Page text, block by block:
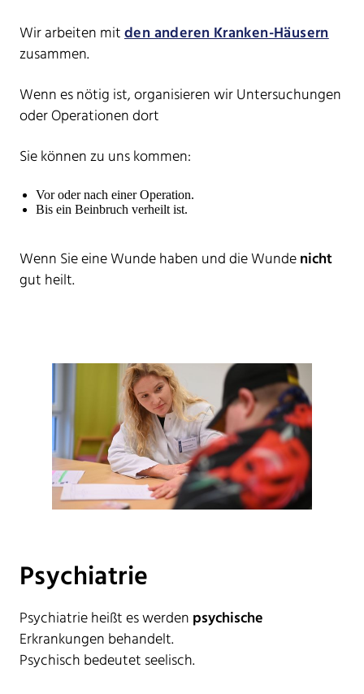
Wir arbeiten mitden anderen Kranken-Häusern
zusammen.
Wenn es nötig ist, organisieren wir Untersuchungen
oder Operationen dort
Sie können zu uns kommen:
Vor oder nach einer Operation.
Bis ein Beinbruch verheilt ist.
Wenn Sie eine Wunde haben und die Wundenicht
gut heilt.
Psychiatrie
Psychiatrie heißt es werden psychische
Erkrankungen behandelt.
Psychisch bedeutet seelisch.